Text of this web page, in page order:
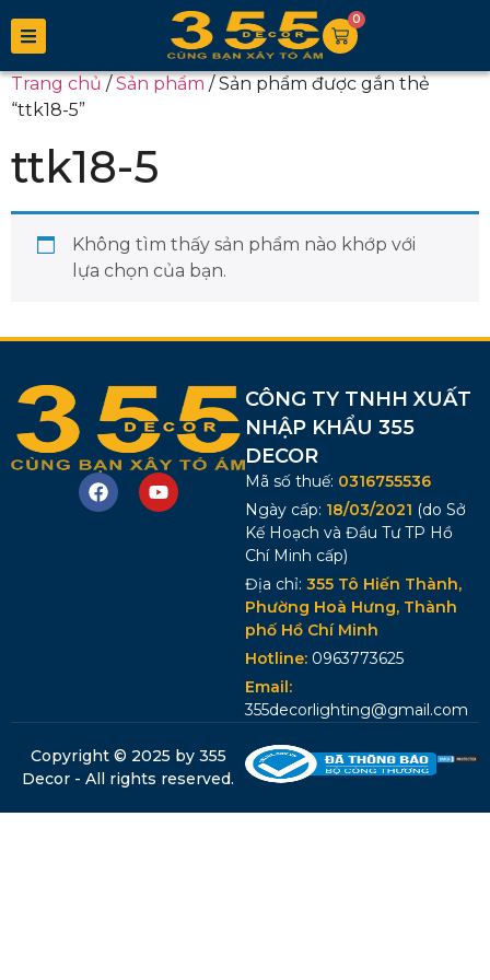
0
Trang chủ/Sản phẩm/ Sản phẩm được gắn thẻ
“ttk18-5”
ttk18-5
Không tìm thấy sản phẩm nào khớp với
lựa chọn của bạn.
CÔNG TY TNHH XUẤT
NHẬP KHẨU 355
DECOR
Mã số thuế: 0316755536
Ngày cấp: 18/03/2021 (do Sở
Kế Hoạch và Đầu Tư TP Hồ
Chí Minh cấp)
Địa chỉ: 355 Tô Hiến Thành,
Phường Hoà Hưng, Thành
phố Hồ Chí Minh
Hotline: 0963773625
Email:
355decorlighting@gmail.com
Copyright © 2025 by 355
Decor - All rights reserved.